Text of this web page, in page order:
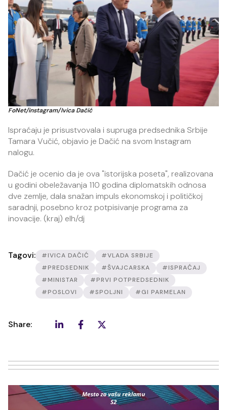
FoNet/instagram/Ivica Dačić
Ispraćaju je prisustvovala i supruga predsednika Srbije
Tamara Vučić, objavio je Dačić na svom Instagram
nalogu.
Dačić je ocenio da je ova "istorijska poseta", realizovana
u godini obeležavanja 110 godina diplomatskih odnosa
dve zemlje, dala snažan impuls ekonomskoj i političkoj
saradnji, posebno kroz potpisivanje programa za
inovacije. (kraj) elh/dj
Tagovi: #IVICA DAČIĆ
#VLADA SRBIJE
#PREDSEDNIK
#ŠVAJCARSKA
#ISPRAĆAJ
#MINISTAR
#PRVI POTPREDSEDNIK
#POSLOVI
#SPOLJNI #GI PARMELAN
Share: